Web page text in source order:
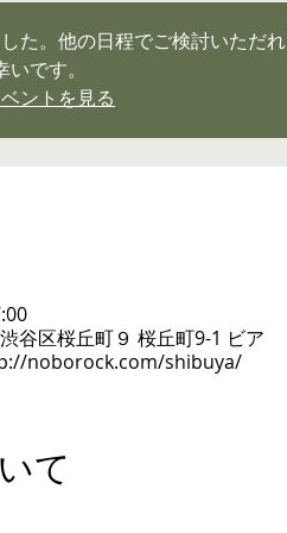
た。他の日程でご検討いただれ
いです。
ントを見る
谷区桜丘町９ 桜丘町9-1 ビア
noborock.com/shibuya/
て